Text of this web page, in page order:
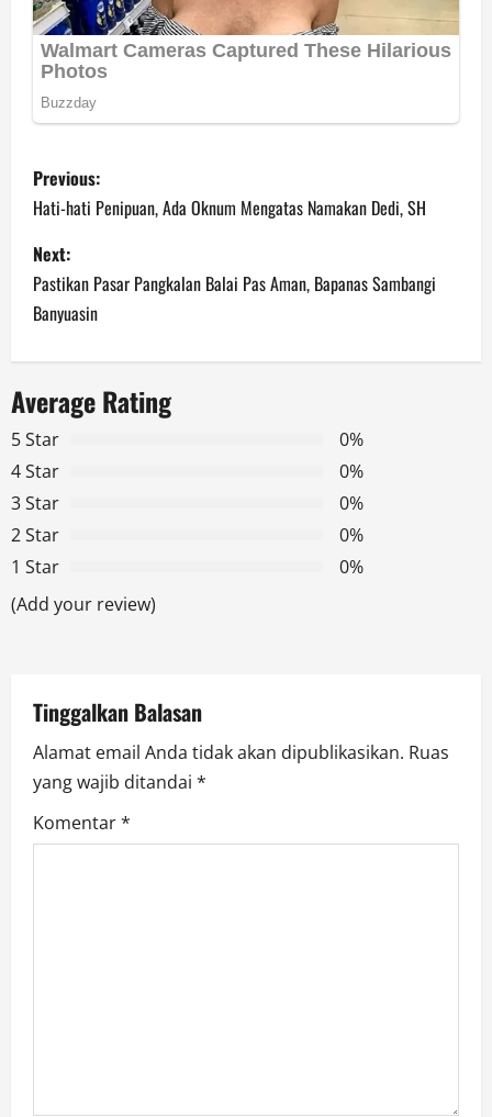
P
o
s
t
n
a
v
i
g
a
o
n
Previous:
Hati-hati Penipuan, Ada Oknum Mengatas Namakan Dedi, SH
Next:
Pastikan Pasar Pangkalan Balai Pas Aman, Bapanas Sambangi
Banyuasin
Average Rating
5 Star
0%
4 Star
0%
3 Star
0%
2 Star
0%
1 Star
0%
(Add your review)
Tinggalkan Balasan
Alamat email Anda tidak akan dipublikasikan. Ruas
yang wajib ditandai *
Komentar*